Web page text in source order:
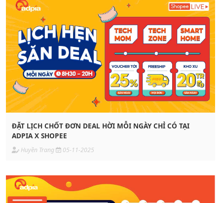
ĐẶT LỊCH CHỐT ĐƠN DEAL HỜI MỖI NGÀY CHỈ CÓ TẠI
ADPIA X SHOPEE
Huyền Trang 05-11-2025